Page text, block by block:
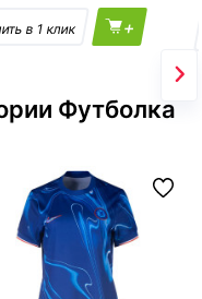
+
Футболка